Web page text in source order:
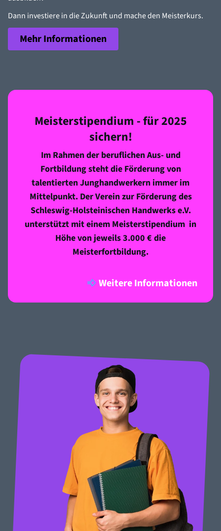
Dann investiere in die Zukunft und mache den Meisterkurs.
Mehr Informationen
Meisterstipendium - für 2025
sichern!
Im Rahmen der beruflichen Aus- und
Fortbildung steht die Förderung von
talentierten Junghandwerkern immer im
Mittelpunkt. Der Verein zur Förderung des
Schleswig-Holsteinischen Handwerks e.V.
unterstützt mit einem Meisterstipendium in
Höhe von jeweils 3.000 € die
Meisterfortbildung.
Weitere Informationen